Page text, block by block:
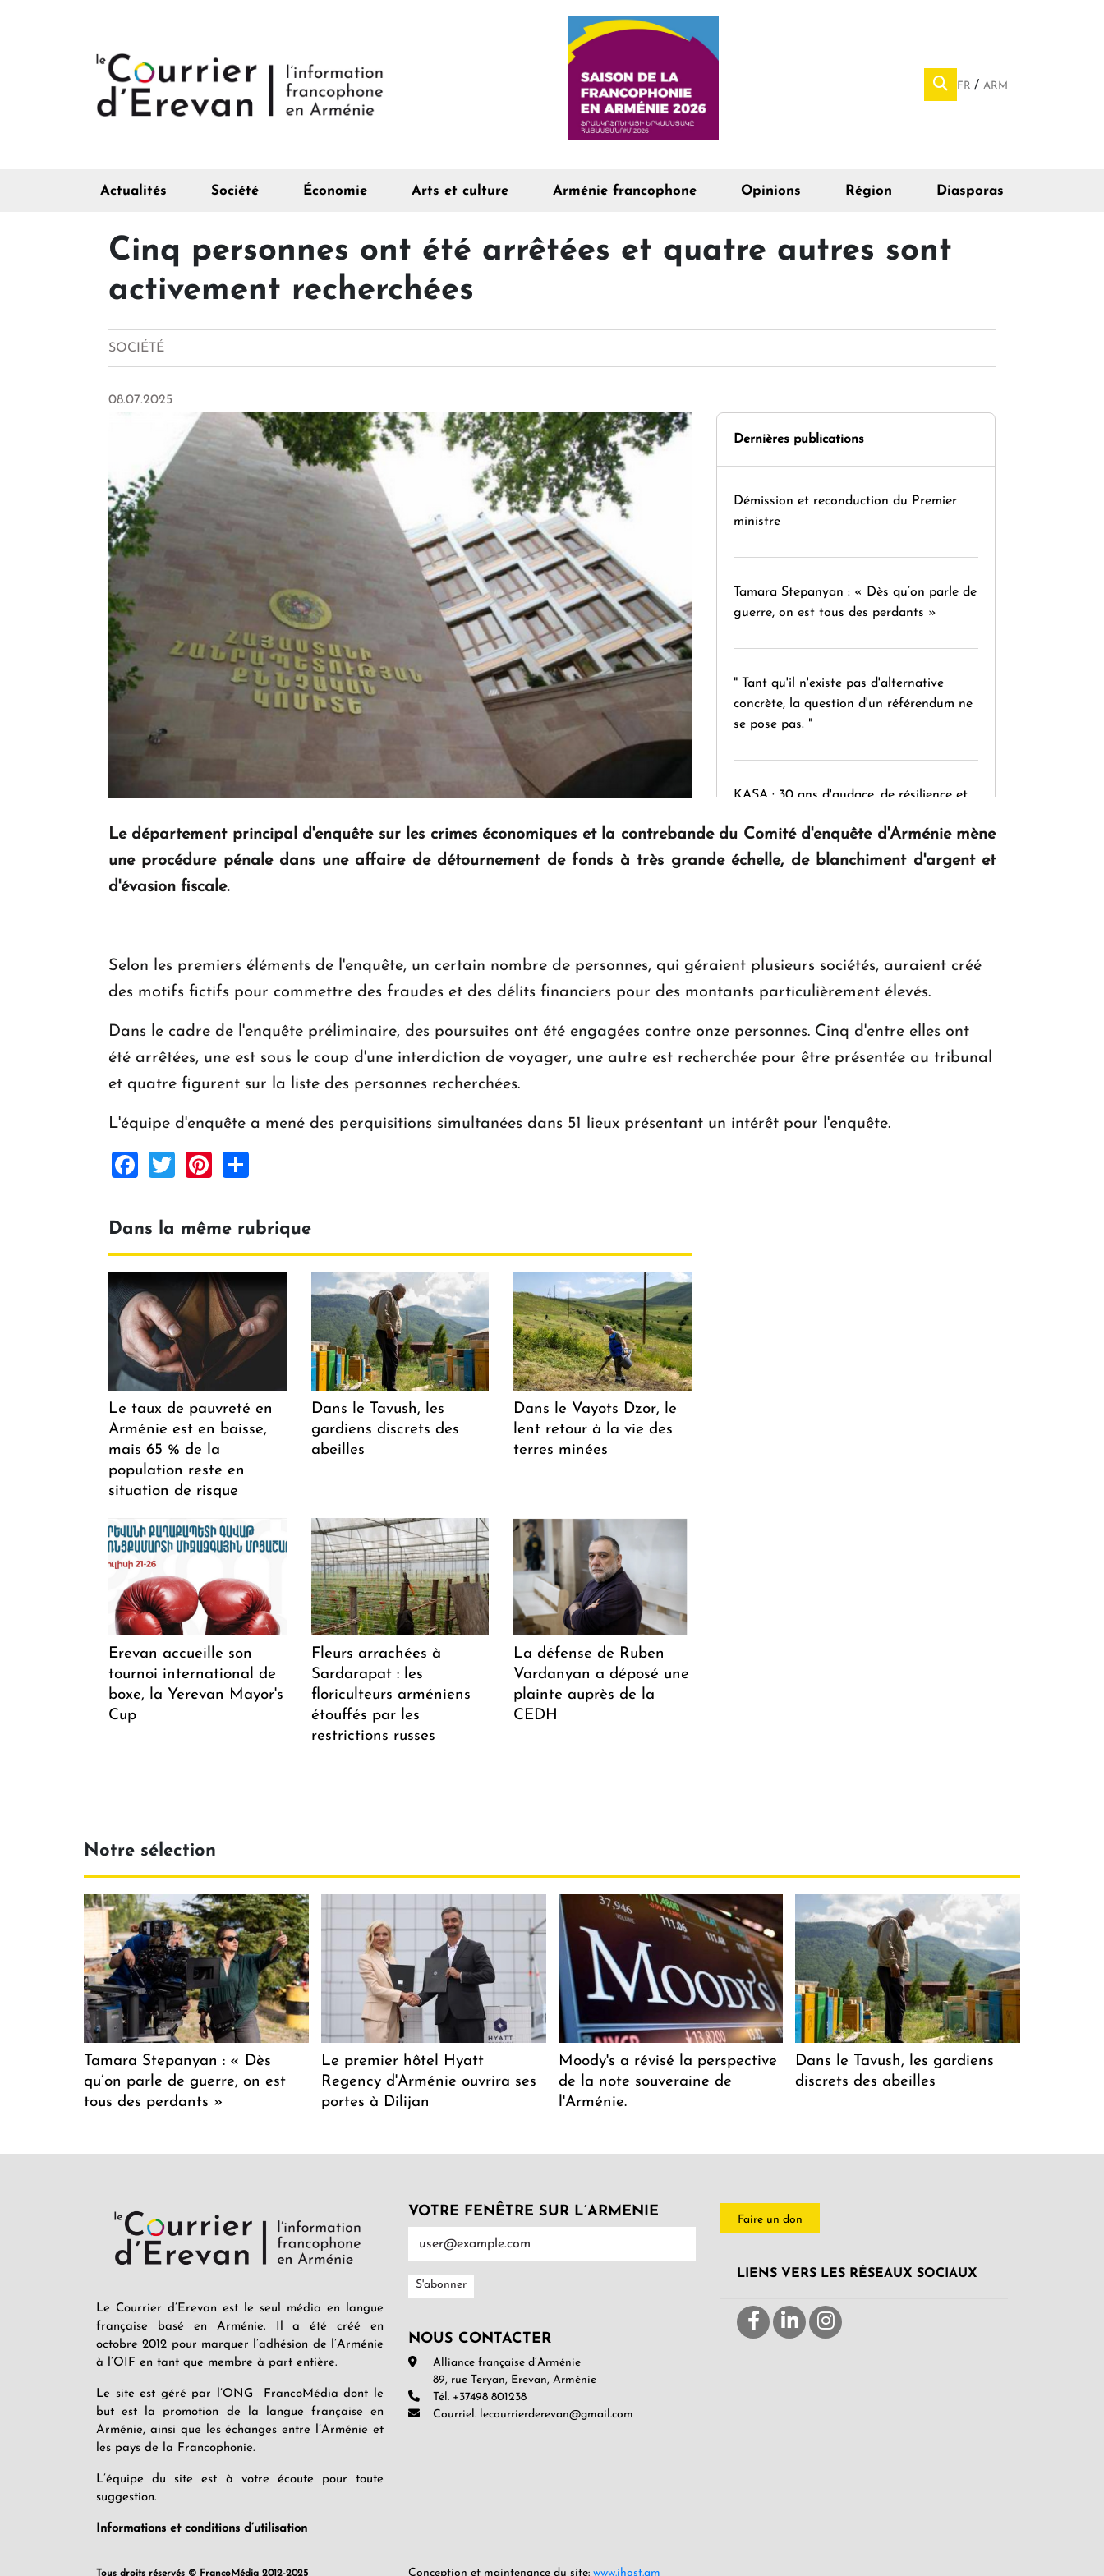
FR ARM
Actualités Société Économie Arts et culture Arménie francophone Opinions Région Diasporas
Cinq personnes ont été arrêtées et quatre autres sont
activement recherchées
SOCIÉTÉ
08.07.2025
Dernières publications
Démission et reconduction du Premier
ministre
Tamara Stepanyan : « Dès qu’on parle de
guerre, on est tous des perdants »
" Tant qu'il n'existe pas d'alternative
concrète, la question d'un référendum ne
se pose pas. "
KASA : 30 ans d'audace, de résilience et
Le département principal d'enquête sur les crimes économiques et la contrebande du Comité d'enquête d'Arménie mène
une procédure pénale dans une affaire de détournement de fonds à très grande échelle, de blanchiment d'argent et
d'évasion fiscale.
Selon les premiers éléments de l'enquête, un certain nombre de personnes, qui géraient plusieurs sociétés, auraient créé
des motifs fictifs pour commettre des fraudes et des délits financiers pour des montants particulièrement élevés.
Dans le cadre de l'enquête préliminaire, des poursuites ont été engagées contre onze personnes. Cinq d'entre elles ont
été arrêtées, une est sous le coup d'une interdiction de voyager, une autre est recherchée pour être présentée au tribunal
et quatre figurent sur la liste des personnes recherchées.
L'équipe d'enquête a mené des perquisitions simultanées dans 51 lieux présentant un intérêt pour l'enquête.
Facebook
TwitterPinterest
Dans la même rubrique
Le taux de pauvreté en
Arménie est en baisse,
mais 65 % de la
population reste en
situation de risque
Dans le Tavush, les
gardiens discrets des
abeilles
Dans le Vayots Dzor, le
lent retour à la vie des
terres minées
Erevan accueille son
tournoi international de
boxe, la Yerevan Mayor's
Cup
Fleurs arrachées à
Sardarapat : les
floriculteurs arméniens
étouffés par les
restrictions russes
La défense de Ruben
Vardanyan a déposé une
plainte auprès de la
CEDH
Notre sélection
Tamara Stepanyan : « Dès
qu’on parle de guerre, on est
tous des perdants »
Le premier hôtel Hyatt
Regency d'Arménie ouvrira ses
portes à Dilijan
Moody's a révisé la perspective
de la note souveraine de
l'Arménie.
Dans le Tavush, les gardiens
discrets des abeilles
Le Courrier d’Erevan est le seul média en langue
française basé en Arménie. Il a été créé en
octobre 2012 pour marquer l’adhésion de l’Arménie
à l’OIF en tant que membre à part entière.
Le site est géré par l’ONG FrancoMédia dont le
but est la promotion de la langue française en
Arménie, ainsi que les échanges entre l’Arménie et
les pays de la Francophonie.
L’équipe du site est à votre écoute pour toute
suggestion.
Informations et conditions d’utilisation
Tous droits réservés © FrancoMédia 2012-2025
VOTRE FENÊTRE SUR L’ARMENIE
NOUS CONTACTER
Alliance française d’Arménie
89, rue Teryan, Erevan, Arménie
Tél. +37498 801238
Courriel. lecourrierderevan@gmail.com
Conception et maintenance du site: www.ihost.am
Faire un don
LIENS VERS LES RÉSEAUX SOCIAUX